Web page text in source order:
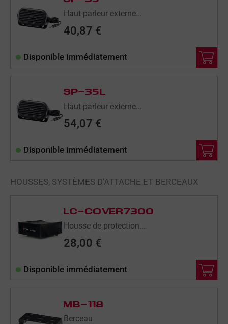
Haut-parleur externe...
40,87 €
Disponible immédiatement
SP-35L
Haut-parleur externe...
54,07 €
Disponible immédiatement
HOUSSES, SYSTÈMES D'ATTACHE ET BERCEAUX
LC-COVER7300
Housse de protection...
28,00 €
Disponible immédiatement
MB-118
Berceau